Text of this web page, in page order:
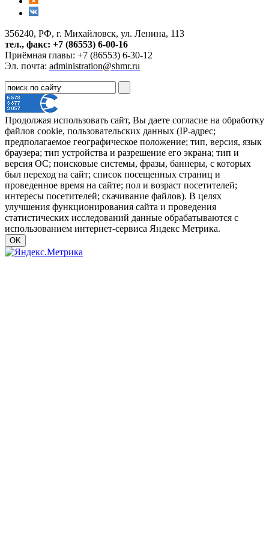
356240, РФ, г. Михайловск, ул. Ленина, 113
тел., факс: +7 (86553) 6-00-16
Приёмная главы: +7 (86553) 6-30-12
Эл. почта: administration@shmr.ru
Продолжая использовать сайт, Вы даете согласие на обработку
файлов cookie, пользовательских данных (IP-адрес;
предполагаемое географическое положение; тип, версия, язык
браузера; тип устройства и разрешение его экрана; тип и
версия ОС; поисковые системы, фразы, баннеры, с которых
был переход на сайт; список посещенных страниц и
проведенное время на сайте; пол и возраст посетителей;
интересы посетителей; скачивание файлов). В целях
улучшения функционирования сайта и проведения
статистических исследований данные обрабатываются с
использованием интернет-сервиса Яндекс Метрика.
OK